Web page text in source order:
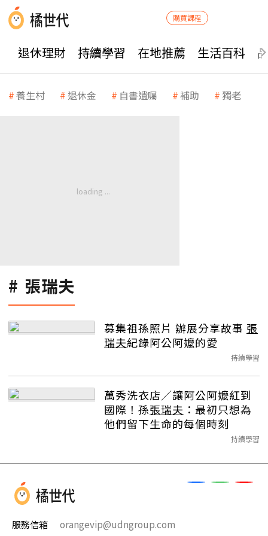
購買課程
退休理財 持續學習 在地推薦 生活百科
養生村 退休金 自書遺囑 補助 獨老
張瑞夫
募集祖孫照片 辦展分享故事 張
瑞夫紀錄阿公阿嬤的愛
持續學習
萬秀洗衣店／讓阿公阿嬤紅到
國際！孫張瑞夫 ：最初只想為
他們留下生命的每個時刻
持續學習
服務信箱 orangevip@udngroup.com